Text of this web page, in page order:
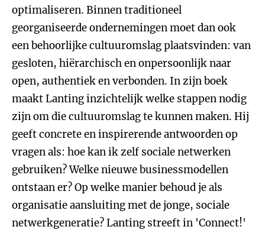
optimaliseren. Binnen traditioneel
georganiseerde ondernemingen moet dan ook
een behoorlijke cultuuromslag plaatsvinden: van
gesloten, hiërarchisch en onpersoonlijk naar
open, authentiek en verbonden. In zijn boek
maakt Lanting inzichtelijk welke stappen nodig
zijn om die cultuuromslag te kunnen maken. Hij
geeft concrete en inspirerende antwoorden op
vragen als: hoe kan ik zelf sociale netwerken
gebruiken? Welke nieuwe businessmodellen
ontstaan er? Op welke manier behoud je als
organisatie aansluiting met de jonge, sociale
netwerkgeneratie? Lanting streeft in 'Connect!'